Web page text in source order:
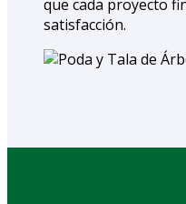
que cada proyecto
satisfacción.